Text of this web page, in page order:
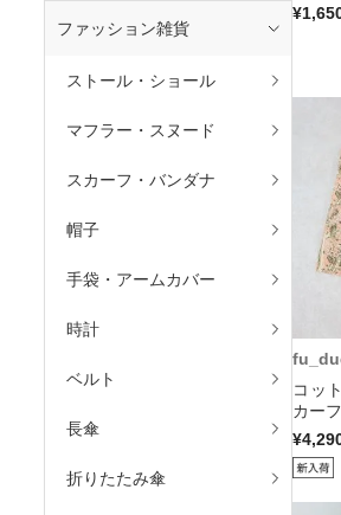
ファッション雑貨
ストール・ショール
マフラー・スヌード
スカーフ・バンダナ
帽子
手袋・アームカバー
時計
ベルト
長傘
折りたたみ傘
コッ
カー